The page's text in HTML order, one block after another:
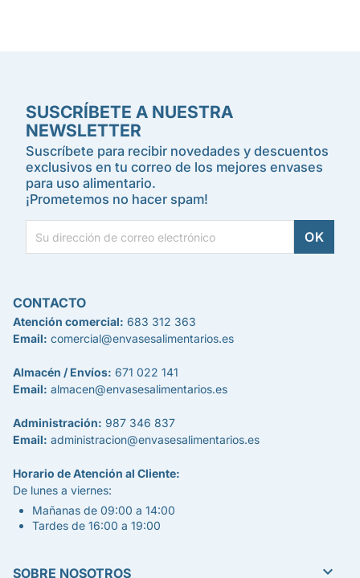
SUSCRÍBETE A NUESTRA
NEWSLETTER
Suscríbete para recibir novedades y descuentos
exclusivos en tu correo de los mejores envases
para uso alimentario.
¡Prometemos no hacer spam!
CONTACTO
Atención comercial: 683 312 363
Email: comercial@envasesalimentarios.es
Almacén / Envíos: 671 022 141
Email: almacen@envasesalimentarios.es
Administración: 987 346 837
Email: administracion@envasesalimentarios.es
Horario de Atención al Cliente:
De lunes a viernes:
Mañanas de 09:00 a 14:00
Tardes de 16:00 a 19:00
SOBRE NOSOTROS 